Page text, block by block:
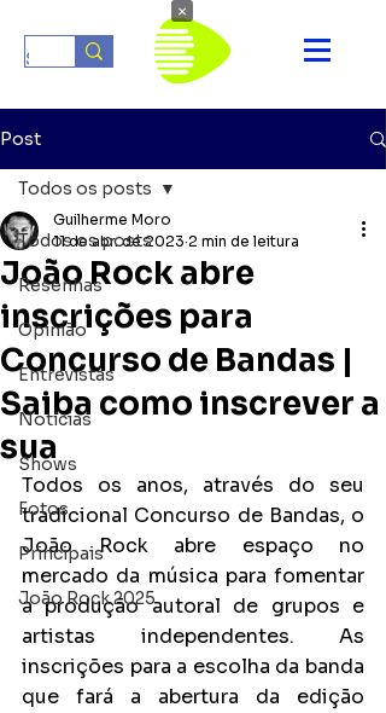
Post
Todos os posts
Resenhas
Opinião
Entrevistas
Notícias
Shows
Fotos
Principais
João Rock 2025
Todos os posts
João Rock abre
inscrições para
Concurso de Bandas |
Saiba como inscrever a
sua
Guilherme Moro
11 de abr. de 2023 2 min de leitura
Todos os anos, através do seu
tradicional Concurso de Bandas, o
João Rock abre espaço no
mercado da música para fomentar
a produção autoral de grupos e
artistas independentes. As
inscrições para a escolha da banda
que fará a abertura da edição
×